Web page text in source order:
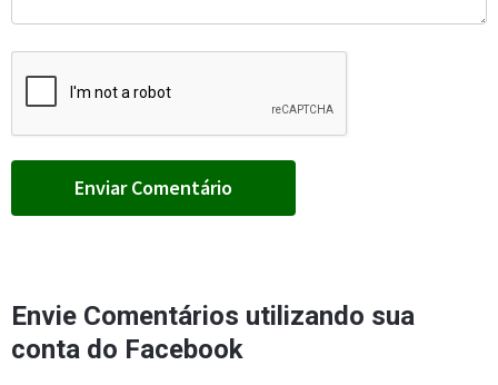
Envie Comentários utilizando sua
conta do Facebook